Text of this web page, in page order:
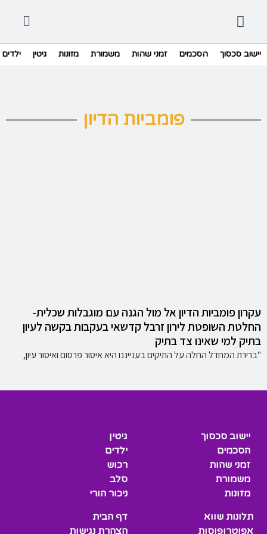
יישוב סכסוך הסכמים זמני שהות משמורת מזונות גיטין ילדים
פומביות הדיון
עקרון פומביות הדיון אל מול הגנה עם מוגבלות שכלית-
החלטת השופטת לירון זרבל קדשאי בעקבות בקשה לעיון
בתיק למי שאינו צד בתיק
"ברירת המחדל החלה על התיקים בענייננו היא איסור פרסום ואיסור עיון,
יישוב סכסוך
הסכמים
זמני שהות
משמורת
מזונות
גיטין
ילדים
רכוש
סלב
ניכור הורי
תלונות שווא
אפוטרופוסות
דף הבית
הצהרת נגישות